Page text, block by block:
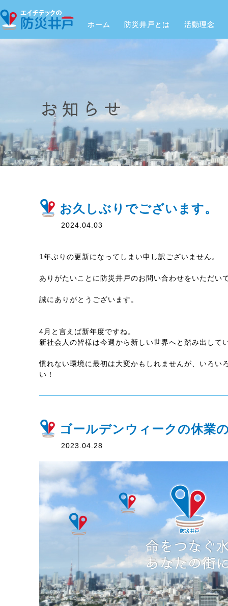
ホーム 防災井戸とは 活動理念
お久しぶりでございます。
2024.04.03
1年ぶりの更新になってしまい申し訳ございません。
ありがたいことに防災井戸のお問い合わせをいただい
誠にありがとうございます。
4月と言えば新年度ですね。
新社会人の皆様は今週から新しい世界へと踏み出して
慣れない環境に最初は大変かもしれませんが、いろい
い！
ゴールデンウィークの休業
2023.04.28